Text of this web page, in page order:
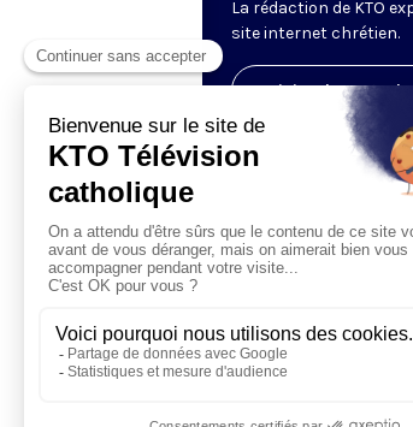
La rédaction de KTO
site internet chrétien.
Visiter la page de